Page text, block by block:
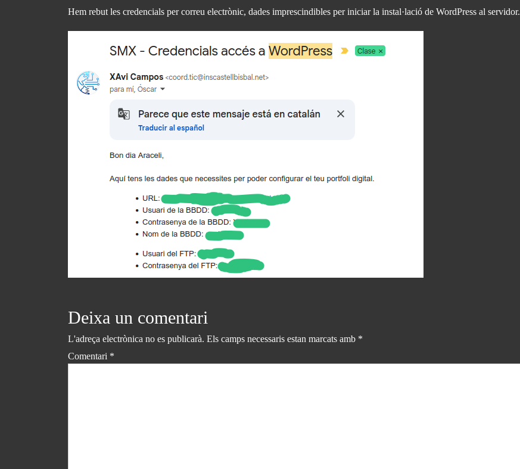
Hem rebut les credencials per correu electrònic, dades imprescindibles per iniciar la instal·lació de WordPress al servidor.
Deixa un comentari
L'adreça electrònica no es publicarà. Els camps necessaris estan marcats amb *
Comentari *